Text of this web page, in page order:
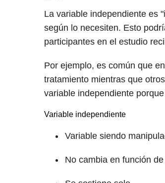
La variable independiente es
según lo necesiten. Esto
participantes en el estudio
Por ejemplo, es común que
tratamiento mientras que
variable independiente
Variable independiente
Variable siendo
No cambia en función